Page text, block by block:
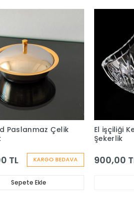
KARGO BEDAVA
Paslanmaz Çelik
TL
Sepete Ekle
El işçiliği
Şekerlik
900,00